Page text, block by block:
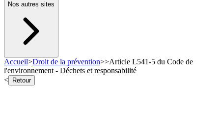
Nos autres sites
Accueil>Droit de la prévention>>Article L541-5 du Code de
l'environnement - Déchets et responsabilité
<
Retour